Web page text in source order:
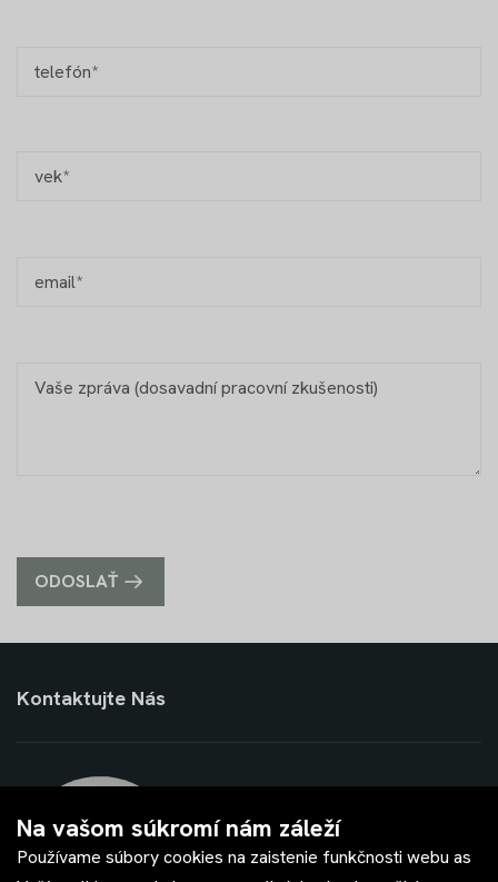
Na vašom súkromí nám záleží
Používame súbory cookies na zaistenie funkčnosti webu as
ODOSLAŤ
Kontaktujte Nás